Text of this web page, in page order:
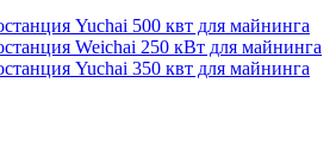
Yuchai 500 квт для майнинга
Weichai 250 кВт для майнинга
Yuchai 350 квт для майнинга